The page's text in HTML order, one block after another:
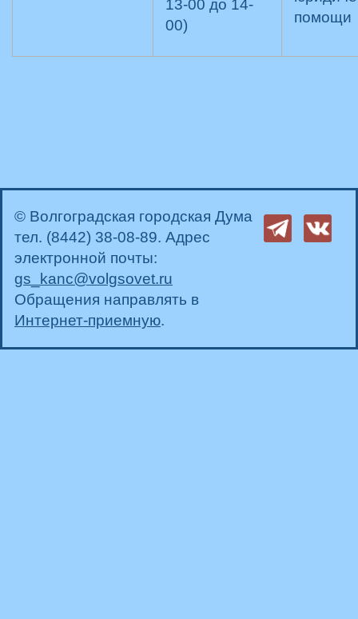
13-00 до 14-
00)
помощи
© Волгоградская городская Дума
тел. (8442) 38-08-89. Адрес
электронной почты:
gs_kanc@volgsovet.ru
Обращения направлять в
Интернет-приемную.